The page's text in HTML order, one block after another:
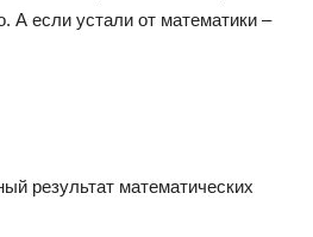
А если устали от математики –
результат математических